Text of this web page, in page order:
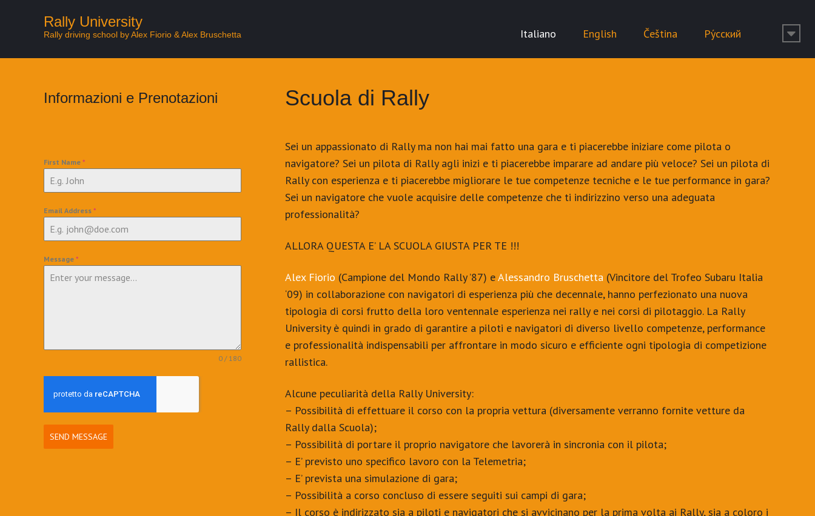
Rally University
Rally driving school by Alex Fiorio & Alex Bruschetta Italiano English Čeština Ру́сский
Scuola di Rally
Sei un appassionato di Rally ma non hai mai fatto una gara e ti piacerebbe iniziare come pilota o
navigatore? Sei un pilota di Rally agli inizi e ti piacerebbe imparare ad andare più veloce? Sei un pilota di
Rally con esperienza e ti piacerebbe migliorare le tue competenze tecniche e le tue performance in gara?
Sei un navigatore che vuole acquisire delle competenze che ti indirizzino verso una adeguata
professionalità?
ALLORA QUESTA E’ LA SCUOLA GIUSTA PER TE !!!
Alex Fiorio (Campione del Mondo Rally ’87) eAlessandro Bruschetta (Vincitore del Trofeo Subaru Italia
‘09) in collaborazione con navigatori di esperienza più che decennale, hanno perfezionato una nuova
tipologia di corsi frutto della loro ventennale esperienza nei rally e nei corsi di pilotaggio. La Rally
University è quindi in grado di garantire a piloti e navigatori di diverso livello competenze, performance
e professionalità indispensabili per affrontare in modo sicuro e efficiente ogni tipologia di competizione
rallistica.
Alcune peculiarità della Rally University:
– Possibilità di effettuare il corso con la propria vettura (diversamente verranno fornite vetture da
Rally dalla Scuola);
– Possibilità di portare il proprio navigatore che lavorerà in sincronia con il pilota;
– E’ previsto uno specifico lavoro con la Telemetria;
– E’ prevista una simulazione di gara;
– Possibilità a corso concluso di essere seguiti sui campi di gara;
– Il corso è indirizzato sia a piloti e navigatori che si avvicinano per la prima volta ai Rally, sia a coloro i
Informazioni e Prenotazioni
First Name *
Email Address *
Message *
0 / 180
SEND MESSAGE